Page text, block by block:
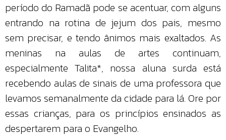
período do Ramadã pode se acentuar, com alguns
entrando na rotina de jejum dos pais, mesmo
sem precisar, e tendo ânimos mais exaltados. As
meninas na aulas de artes continuam,
especialmente Talita*, nossa aluna surda está
recebendo aulas de sinais de uma professora que
levamos semanalmente da cidade para lá. Ore por
essas crianças, para os princípios ensinados as
despertarem para o Evangelho.